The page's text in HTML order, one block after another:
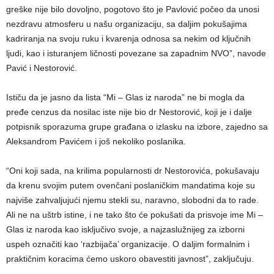
greške nije bilo dovoljno, pogotovo što je Pavlović počeo da unosi
nezdravu atmosferu u našu organizaciju, sa daljim pokušajima
kadriranja na svoju ruku i kvarenja odnosa sa nekim od ključnih
ljudi, kao i isturanjem ličnosti povezane sa zapadnim NVO”, navode
Pavić i Nestorović.
Ističu da je jasno da lista “Mi – Glas iz naroda” ne bi mogla da
pređe cenzus da nosilac iste nije bio dr Nestorović, koji je i dalje
potpisnik sporazuma grupe građana o izlasku na izbore, zajedno sa
Aleksandrom Pavićem i još nekoliko poslanika.
“Oni koji sada, na krilima popularnosti dr Nestorovića, pokušavaju
da krenu svojim putem ovenčani poslaničkim mandatima koje su
najviše zahvaljujući njemu stekli su, naravno, slobodni da to rade.
Ali ne na uštrb istine, i ne tako što će pokušati da prisvoje ime Mi –
Glas iz naroda kao isključivo svoje, a najzaslužnijeg za izborni
uspeh označiti kao ‘razbijača’ organizacije. O daljim formalnim i
praktičnim koracima ćemo uskoro obavestiti javnost”, zaključuju.